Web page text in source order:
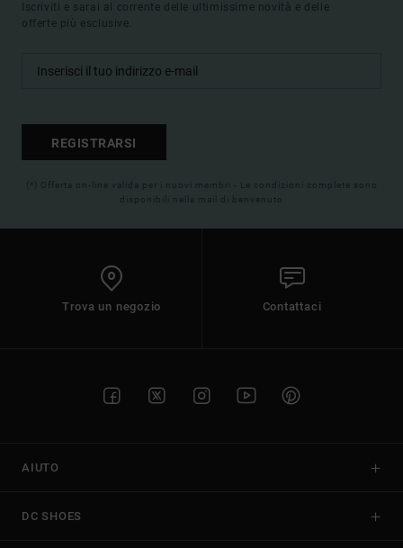
Iscriviti e sarai al corrente delle ultimissime novità e delle
offerte più esclusive.
REGISTRARSI
(*) Offerta on-line valida per i nuovi membri - Le condizioni complete sono
disponibili nella mail di benvenuto
Trova un negozio Contattaci
AIUTO
DC SHOES